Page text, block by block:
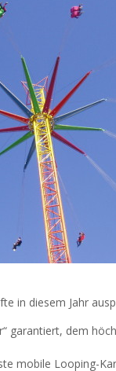
in diesem Jahr
garantiert, dem
mobile Looping-